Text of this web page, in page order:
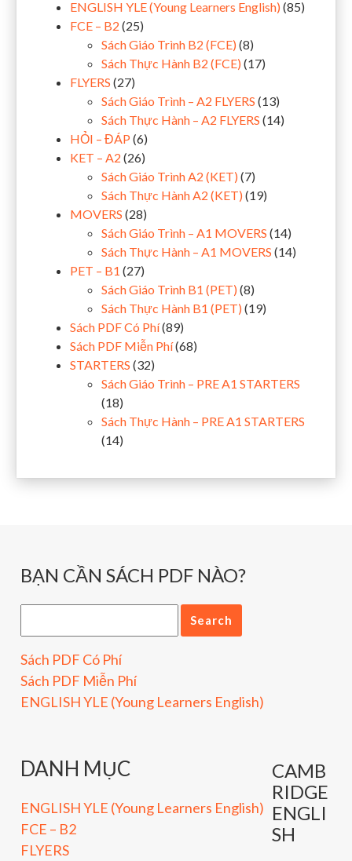
ENGLISH YLE (Young Learners English) (85)
FCE – B2 (25)
Sách Giáo Trình B2 (FCE) (8)
Sách Thực Hành B2 (FCE) (17)
FLYERS (27)
Sách Giáo Trình – A2 FLYERS (13)
Sách Thực Hành – A2 FLYERS (14)
HỎI – ĐÁP (6)
KET – A2 (26)
Sách Giáo Trình A2 (KET) (7)
Sách Thực Hành A2 (KET) (19)
MOVERS (28)
Sách Giáo Trình – A1 MOVERS (14)
Sách Thực Hành – A1 MOVERS (14)
PET – B1 (27)
Sách Giáo Trình B1 (PET) (8)
Sách Thực Hành B1 (PET) (19)
Sách PDF Có Phí(89)
Sách PDF Miễn Phí(68)
STARTERS (32)
Sách Giáo Trình – PRE A1 STARTERS
(18)
Sách Thực Hành – PRE A1 STARTERS
(14)
BẠN CẦN SÁCH PDF NÀO?
Sách PDF Có Phí
Sách PDF Miễn Phí
ENGLISH YLE (Young Learners English)
DANH MỤC
ENGLISH YLE (Young Learners English)
FCE – B2
FLYERS
CAMB
RIDGE
ENGLI
SH